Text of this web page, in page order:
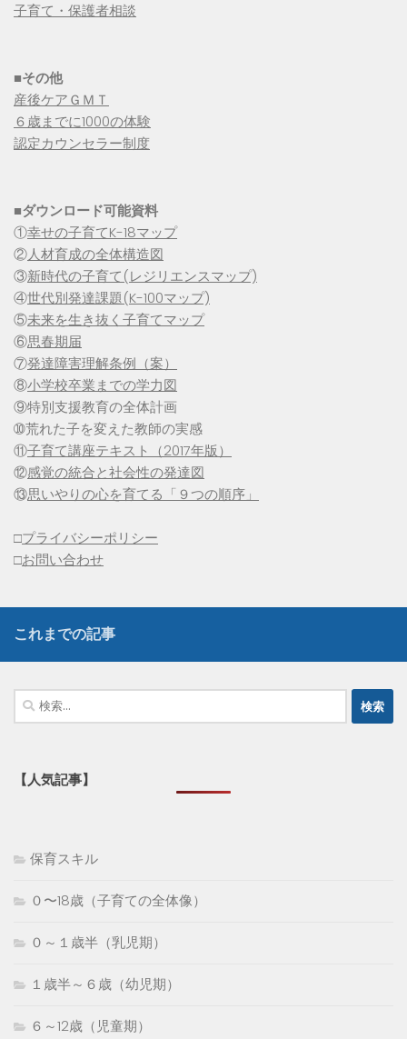
子育て・保護者相談
■その他
産後ケアＧＭＴ
６歳までに1000の体験
認定カウンセラー制度
■ダウンロード可能資料
①幸せの子育てK-18マップ
②人材育成の全体構造図
③新時代の子育て(レジリエンスマップ)
④世代別発達課題(K-100マップ)
⑤未来を生き抜く子育てマップ
⑥思春期届
⑦発達障害理解条例（案）
⑧小学校卒業までの学力図
⑨特別支援教育の全体計画
➉荒れた子を変えた教師の実感
⑪子育て講座テキスト（2017年版）
⑫感覚の統合と社会性の発達図
⑬思いやりの心を育てる「９つの順序」
□プライバシーポリシー
□お問い合わせ
これまでの記事
検
索:
【人気記事】
保育スキル
０〜18歳（子育ての全体像）
０～１歳半（乳児期）
１歳半～６歳（幼児期）
６～12歳（児童期）